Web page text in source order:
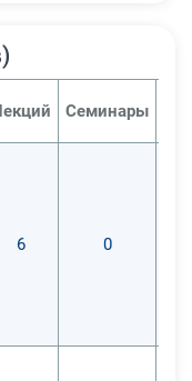
профессия
и налагает на
стандартами.
Семинары
6 0